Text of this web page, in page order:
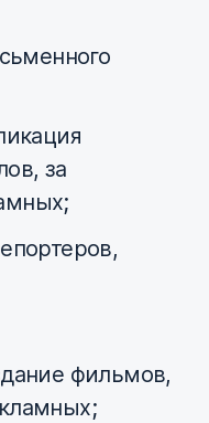
за
фильмов,